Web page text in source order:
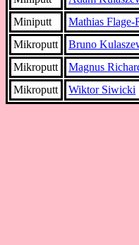
Miniputt
Mathias Flage-
Mikroputt
Bruno
Mikroputt
Magnus
Mikroputt
Wiktor Siwicki